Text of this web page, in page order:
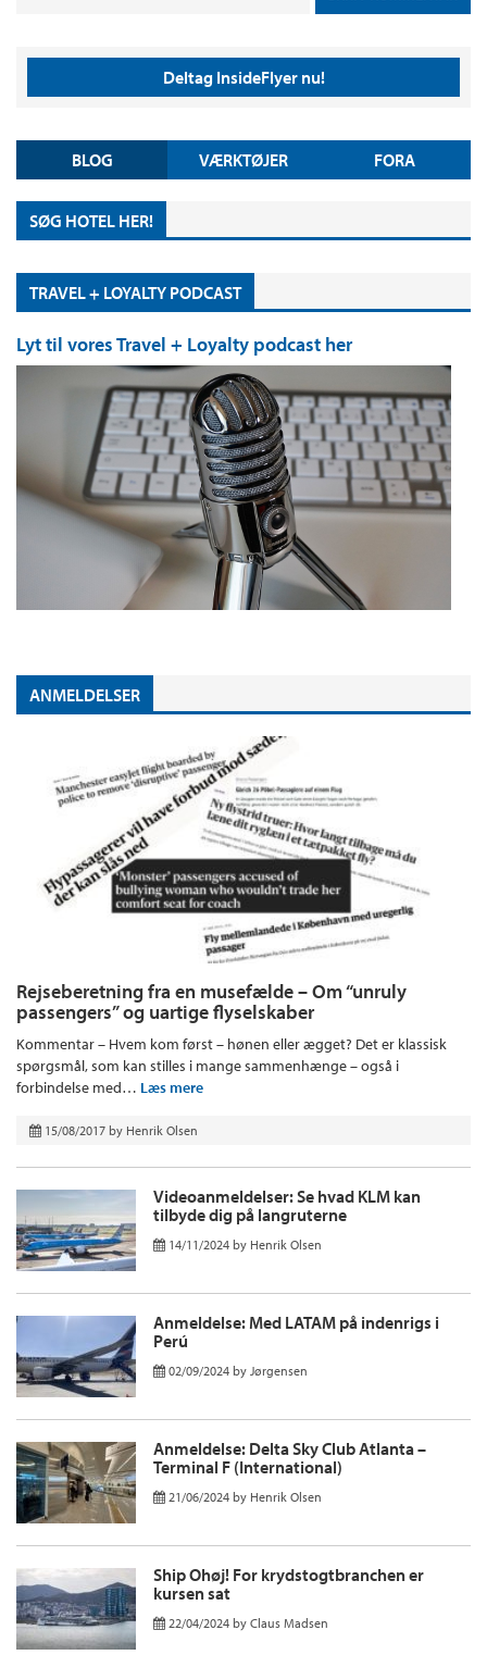
Deltag InsideFlyer nu!
BLOG VÆRKTØJER FORA
SØG HOTEL HER!
TRAVEL + LOYALTY PODCAST
Lyt til vores Travel + Loyalty podcast her
ANMELDELSER
Rejseberetning fra en musefælde – Om “unruly
passengers” og uartige flyselskaber
Kommentar – Hvem kom først – hønen eller ægget? Det er klassisk
spørgsmål, som kan stilles i mange sammenhænge – også i
forbindelse med… Læs mere
15/08/2017 by Henrik Olsen
Videoanmeldelser: Se hvad KLM kan
tilbyde dig på langruterne
14/11/2024 by Henrik Olsen
Anmeldelse: Med LATAM på indenrigs i
Perú
02/09/2024 by Jørgensen
Anmeldelse: Delta Sky Club Atlanta –
Terminal F (International)
21/06/2024 by Henrik Olsen
Ship Ohøj! For krydstogtbranchen er
kursen sat
22/04/2024 by Claus Madsen